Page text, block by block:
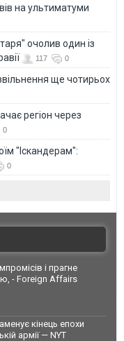
на ультиматуми
очолив один із
117 0
ще чотирьох
регіон через
0
"Іскандерам":
0
і прагне
- Foreign Affairs
кінець епохи
армії — NYT